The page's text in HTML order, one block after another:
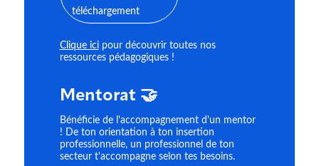
Clique icipour découvrir toutes nos
ressources pédagogiques !
Mentorat 🤝
Bénéficie de l'accompagnement d'un mentor
! De ton orientation à ton insertion
professionnelle, un professionnel de ton
secteur t'accompagne selon tes besoins.